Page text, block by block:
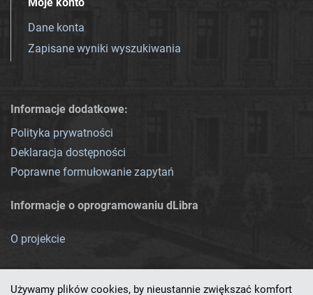
Dane konta
Zapisane wyniki wyszukiwania
Informacje dodatkowe:
Polityka prywatności
Deklaracja dostępności
Poprawne formułowanie zapytań
Informacje o oprogramowaniu dLibra
O projekcie
Używamy plików cookies, by nieustannie zwiększać komfort